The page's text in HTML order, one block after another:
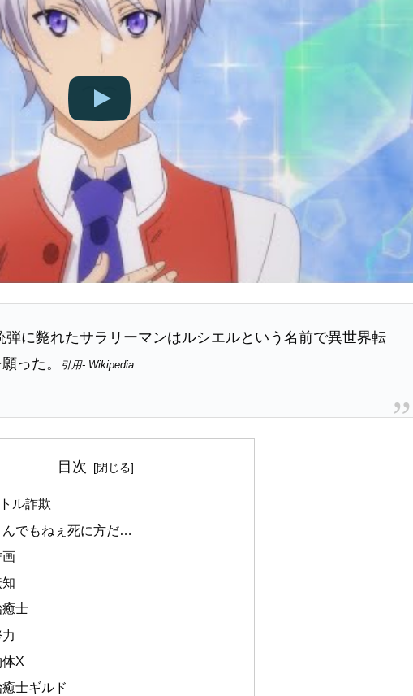
に斃れたサラリーマンはルシエルという名前で異世界転
った。
引用- Wikipedia
目次
ル詐欺
んでもねぇ死に方だ…
士
X
士ギルド